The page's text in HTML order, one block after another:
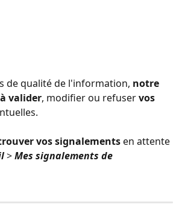
de qualité de l'information, notre
valider, modifier ou refuser vos
vos signalements en attente
> Mes signalements de